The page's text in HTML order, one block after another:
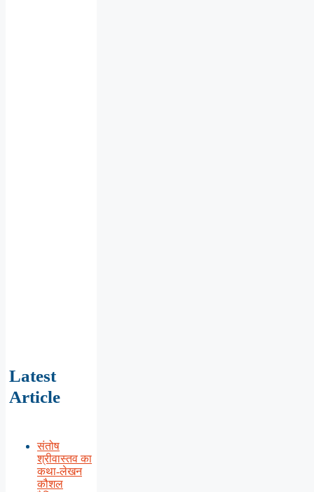
Latest
Article
संतोष
श्रीवास्तव का
कथा-लेखन
कौशल